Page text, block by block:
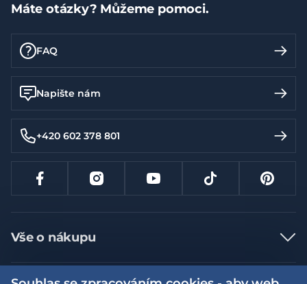
Máte otázky? Můžeme pomoci.
FAQ
Napište nám
+420 602 378 801
Vše o nákupu
Jak nakupovat